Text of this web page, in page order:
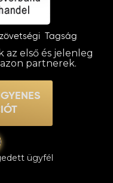
Tagság
az első és jelenleg
partnerek.
ügyfél